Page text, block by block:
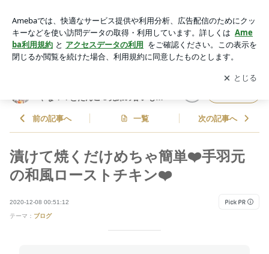
しゃなママオフィシャルブログ「しゃなママとだんご３兄弟の
甘いもの日記」Powered by Ameba
アプリをダウンロードして ブログの更新通知
を受け取りまし
ょう。
開く
ゃなママとだんご３兄弟の甘いもの
前の記事へ 一覧 次の記事へ
漬けて焼くだけめちゃ簡単❤️手羽元
の和風ローストチキン❤️
2020-12-08 00:51:12
テーマ： ブログ